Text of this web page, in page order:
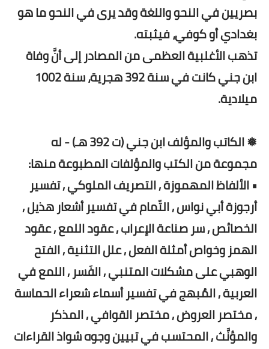
بصريين في النحو واللغة وقد يرى في النحو ما هو
بغدادي أو كوفي، فيثبته.
تذهب الأغلبية العظمى من المصادر إلى أنَّ وفاة
ابن جني كانت في سنة 392 هجرية، سنة 1002
ميلادية.
❅ الكاتب والمؤلف ابن جني (ت 392 هـ) - له
مجموعة من الكتب والمؤلفات المطبوعة منها:
• الألفاظ المهموزة , التصريف الملوكي , تفسير
أرجوزة أبي نواس , التّمام في تفسير أشعار هذيل ,
الخصائص , سر صناعة الإعراب , عقود اللمع , عقود
الهمز وخواص أمثلة الفعل , علل التثنية , الفتح
الوهبي على مشكلات المتنبي , الفَسر , اللمع في
العربية , المُبهج في تفسير أسماء شعراء الحماسة
, مختصر العروض , مختصر القوافي , المذكر
والمؤنَّث , المحتسب في تبيين وجوه شواذ القراءات